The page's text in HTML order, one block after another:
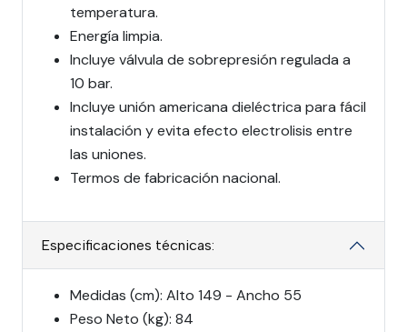
temperatura.
Energía limpia.
Incluye válvula de sobrepresión regulada a
10 bar.
Incluye unión americana dieléctrica para fácil
instalación y evita efecto electrolisis entre
las uniones.
Termos de fabricación nacional.
Especificaciones técnicas:
Medidas (cm): Alto 149 - Ancho 55
Peso Neto (kg): 84